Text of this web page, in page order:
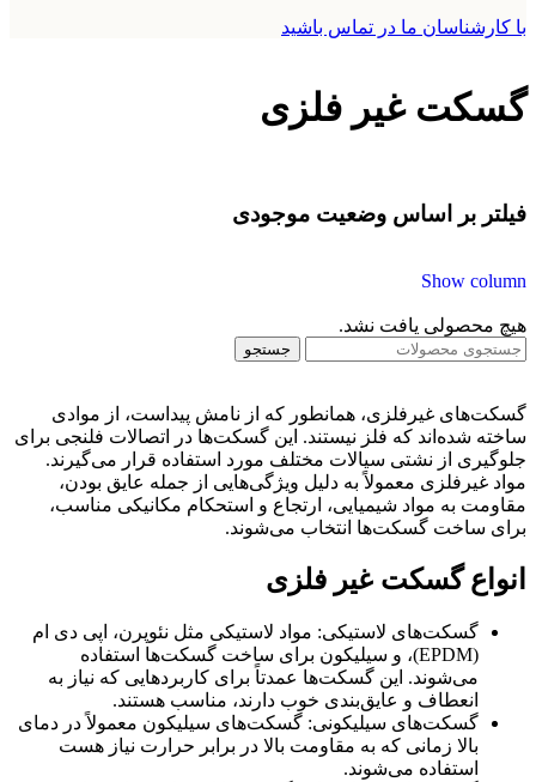
با کارشناسان ما در تماس باشید
گسکت غیر فلزی
فیلتر بر اساس وضعیت موجودی
Show column
هیچ محصولی یافت نشد.
جستجو
گسکت‌های غیرفلزی، همانطور که از نامش پیداست، از موادی
ساخته شده‌اند که فلز نیستند. این گسکت‌ها در اتصالات فلنجی برای
جلوگیری از نشتی سیالات مختلف مورد استفاده قرار می‌گیرند.
مواد غیرفلزی معمولاً به دلیل ویژگی‌هایی از جمله عایق بودن،
مقاومت به مواد شیمیایی‌، ارتجاع و استحکام مکانیکی مناسب،
برای ساخت گسکت‌ها انتخاب می‌شوند.
انواع گسکت غیر فلزی
گسکت‌های لاستیکی: مواد لاستیکی مثل نئوپرن، اپی دی ام
(EPDM)، و سیلیکون برای ساخت گسکت‌ها استفاده
می‌شوند. این گسکت‌ها عمدتاً برای کاربردهایی که نیاز به
انعطاف و عایق‌بندی خوب دارند، مناسب هستند.
گسکت‌های سیلیکونی: گسکت‌های سیلیکون معمولاً در دمای
بالا زمانی که به مقاومت بالا در برابر حرارت نیاز هست
استفاده می‌شوند.